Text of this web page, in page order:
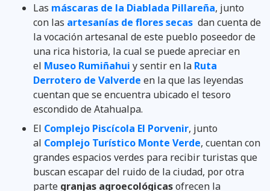
Las máscaras de la Diablada Pillareña, junto
con las artesanías de flores secas dan cuenta de
la vocación artesanal de este pueblo poseedor de
una rica historia, la cual se puede apreciar en
el Museo Rumiñahui y sentir en la Ruta
Derrotero de Valverde en la que las leyendas
cuentan que se encuentra ubicado el tesoro
escondido de Atahualpa.
El Complejo Piscícola El Porvenir, junto
al Complejo Turístico Monte Verde, cuentan con
grandes espacios verdes para recibir turistas que
buscan escapar del ruido de la ciudad, por otra
parte granjas agroecológicasofrecen la